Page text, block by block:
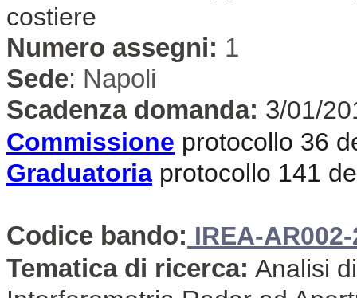
costiere
Numero assegni: 1
Sede: Napoli
Scadenza domanda: 3/01/
Commissione protocollo 36
Graduatoria protocollo 141
Codice bando: IREA-
Tematica di ricerca: Analisi